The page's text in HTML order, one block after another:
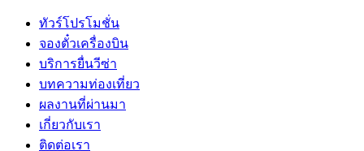
ทัวร์โปรโมชั่น
จองตั๋วเครื่องบิน
บริการยื่นวีซ่า
บทความท่องเที่ยว
ผลงานที่ผ่านมา
เกี่ยวกับเรา
ติดต่อเรา